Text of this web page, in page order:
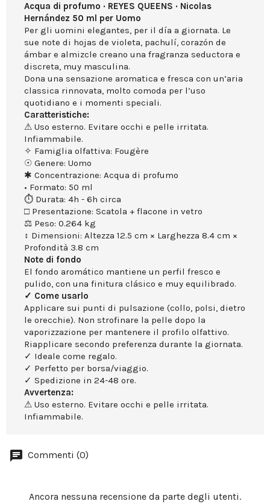
Acqua di profumo · REYES QUEENS · Nicolas
Hernández 50 ml per Uomo
Per gli uomini elegantes, per il día a giornata. Le
sue note di hojas de violeta, pachulí, corazón de
ámbar e almizcle creano una fragranza seductora e
discreta, muy masculina.
Dona una sensazione aromatica e fresca con un’aria
classica rinnovata, molto comoda per l’uso
quotidiano e i momenti speciali.
Caratteristiche:
⚠ Uso esterno. Evitare occhi e pelle irritata.
Infiammabile.
✧ Famiglia olfattiva: Fougère
☉ Genere: Uomo
✱ Concentrazione: Acqua di profumo
• Formato: 50 ml
⏱ Durata: 4h - 6h circa
□ Presentazione: Scatola + flacone in vetro
⚖ Peso: 0.264 kg
↕ Dimensioni: Altezza 12.5 cm × Larghezza 8.4 cm ×
Profondità 3.8 cm
Note di fondo
El fondo aromático mantiene un perfil fresco e
pulido, con una finitura clásico e muy equilibrado.
✓ Come usarlo
Applicare sui punti di pulsazione (collo, polsi, dietro
le orecchie). Non strofinare la pelle dopo la
vaporizzazione per mantenere il profilo olfattivo.
Riapplicare secondo preferenza durante la giornata.
✓ Ideale come regalo.
✓ Perfetto per borsa/viaggio.
✓ Spedizione in 24-48 ore.
Avvertenza:
⚠ Uso esterno. Evitare occhi e pelle irritata.
Infiammabile.
Commenti (0)
Ancora nessuna recensione da parte degli utenti.